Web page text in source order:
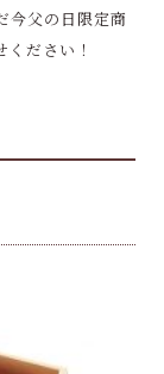
今父の日限定商
ださい！